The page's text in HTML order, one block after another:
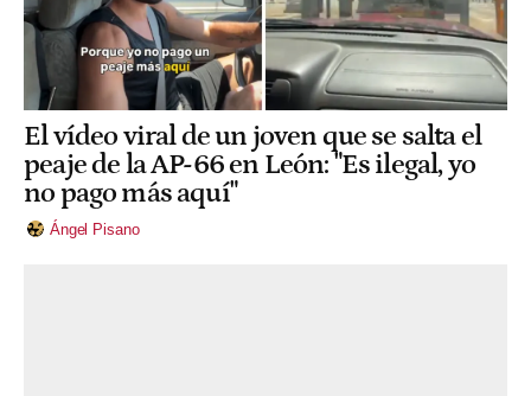
El vídeo viral de un joven que se salta el
peaje de la AP-66 en León: "Es ilegal, yo
no pago más aquí"
Ángel Pisano